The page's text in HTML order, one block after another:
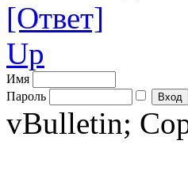
[Ответ]
Up
Имя
Пароль
vBulletin;